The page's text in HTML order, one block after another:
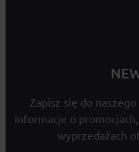
Zapisz się do
informacje o
wyprzedażach